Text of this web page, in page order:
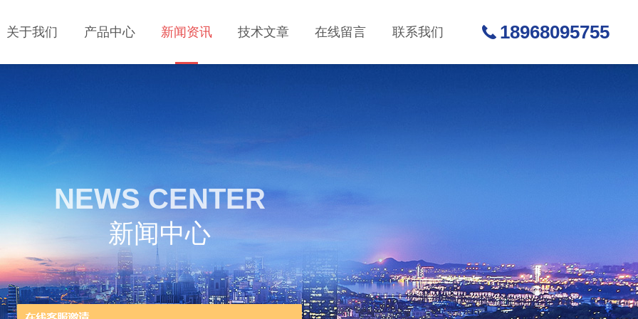
关于我们 产品中心 新闻资讯 技术文章 在线留言 联系我们 18968095755
NEWS CENTER
新闻中心